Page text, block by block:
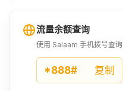
流量余额查询
使用 Salaam 手机拨号查询
*888# 复制